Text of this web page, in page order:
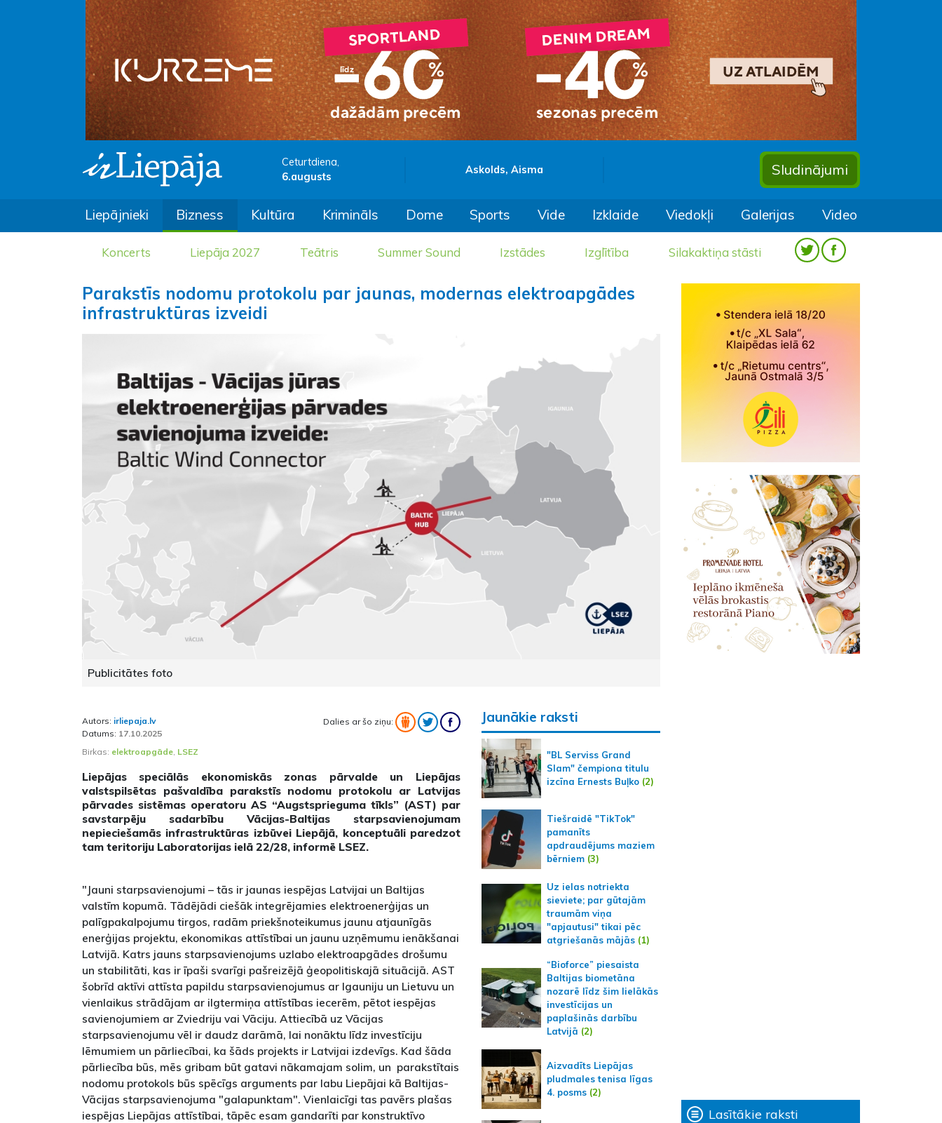
Ceturtdiena,
6.augusts
Askolds, Aisma Sludinājumi
Liepājnieki Bizness Kultūra Krimināls Dome Sports Vide Izklaide Viedokļi Galerijas Video
Koncerts Liepāja 2027 Teātris Summer Sound Izstādes Izglītība Silakaktiņa stāsti
Parakstīs nodomu protokolu par jaunas, modernas elektroapgādes
infrastruktūras izveidi
Publicitātes foto
Autors: irliepaja.lv
Datums: 17.10.2025
Dalies ar šo ziņu:
Birkas: elektroapgāde LSEZ
Liepājas speciālās ekonomiskās zonas pārvalde un Liepājas
valstspilsētas pašvaldība parakstīs nodomu protokolu ar Latvijas
pārvades sistēmas operatoru AS “Augstsprieguma tīkls” (AST) par
savstarpēju sadarbību Vācijas-Baltijas starpsavienojumam
nepieciešamās infrastruktūras izbūvei Liepājā, konceptuāli paredzot
tam teritoriju Laboratorijas ielā 22/28, informē LSEZ.
"Jauni starpsavienojumi – tās ir jaunas iespējas Latvijai un Baltijas
valstīm kopumā. Tādējādi ciešāk integrējamies elektroenerģijas un
palīgpakalpojumu tirgos, radām priekšnoteikumus jaunu atjaunīgās
enerģijas projektu, ekonomikas attīstībai un jaunu uzņēmumu ienākšanai
Latvijā. Katrs jauns starpsavienojums uzlabo elektroapgādes drošumu
un stabilitāti, kas ir īpaši svarīgi pašreizējā ģeopolitiskajā situācijā. AST
šobrīd aktīvi attīsta papildu starpsavienojumus ar Igauniju un Lietuvu un
vienlaikus strādājam ar ilgtermiņa attīstības iecerēm, pētot iespējas
savienojumiem ar Zviedriju vai Vāciju. Attiecībā uz Vācijas
starpsavienojumu vēl ir daudz darāmā, lai nonāktu līdz investīciju
lēmumiem un pārliecībai, ka šāds projekts ir Latvijai izdevīgs. Kad šāda
pārliecība būs, mēs gribam būt gatavi nākamajam solim, un parakstītais
nodomu protokols būs spēcīgs arguments par labu Liepājai kā Baltijas-
Vācijas starpsavienojuma "galapunktam". Vienlaicīgi tas pavērs plašas
iespējas Liepājas attīstībai, tāpēc esam gandarīti par konstruktīvo
Jaunākie raksti
"BL Serviss Grand
Slam" čempiona titulu
izcīna Ernests Buļko(2)
Tiešraidē "TikTok"
pamanīts
apdraudējums maziem
bērniem(3)
Uz ielas notriekta
sieviete; par gūtajām
traumām viņa
"apjautusi" tikai pēc
atgriešanās mājās(1)
“Bioforce” piesaista
Baltijas biometāna
nozarē līdz šim lielākās
investīcijas un
paplašinās darbību
Latvijā (2)
Aizvadīts Liepājas
pludmales tenisa līgas
4. posms(2)
Lasītākie raksti